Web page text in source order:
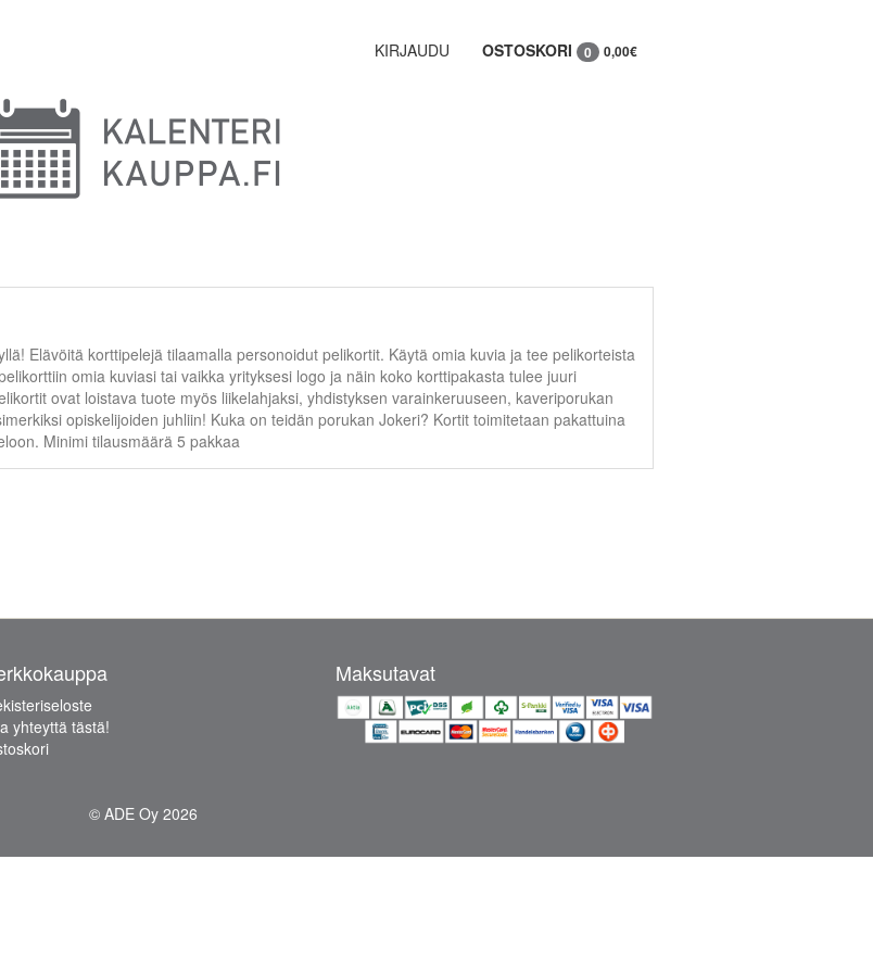
KIRJAUDU OSTOSKORI 0 0,00€
Elävöitä korttipelejä tilaamalla personoidut pelikortit. Käytä omia kuvia ja tee pelikorteista
omia kuviasi tai vaikka yrityksesi logo ja näin koko korttipakasta tulee juuri
ovat loistava tuote myös liikelahjaksi, yhdistyksen varainkeruuseen, kaveriporukan
opiskelijoiden juhliin! Kuka on teidän porukan Jokeri? Kortit toimitetaan pakattuina
Minimi tilausmäärä 5 pakkaa
yhteyttä tästä!
Maksutavat
© ADE Oy 2026